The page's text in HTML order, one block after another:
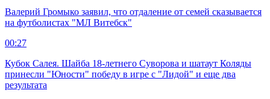
Валерий Громыко заявил, что отдаление от семей сказывается
на футболистах "МЛ Витебск"
00:27
Кубок Салея. Шайба 18-летнего Суворова и шатаут Коляды
принесли "Юности" победу в игре с "Лидой" и еще два
результата